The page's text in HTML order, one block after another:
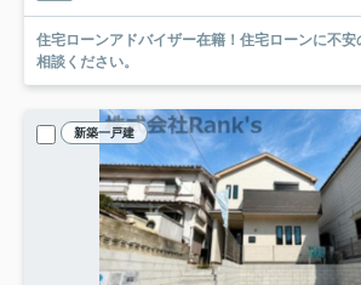
住宅ローンアドバイザー在籍！住宅ローンに不
相談ください。
新築一戸建